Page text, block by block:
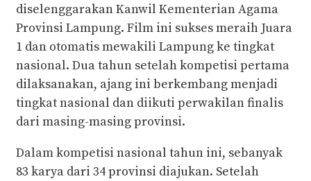
diselenggarakan Kanwil Kementerian Agama
Provinsi Lampung. Film ini sukses meraih Juara
1 dan otomatis mewakili Lampung ke tingkat
nasional. Dua tahun setelah kompetisi pertama
dilaksanakan, ajang ini berkembang menjadi
tingkat nasional dan diikuti perwakilan finalis
dari masing-masing provinsi.
Dalam kompetisi nasional tahun ini, sebanyak
83 karya dari 34 provinsi diajukan. Setelah